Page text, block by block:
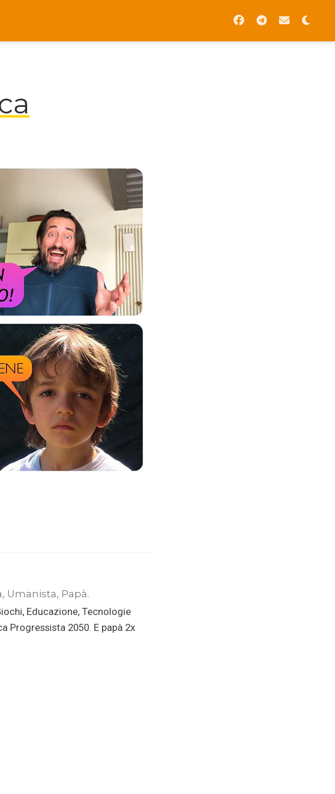
Umanista, Papà.
Educazione, Tecnologie
Progressista 2050. E papà 2x